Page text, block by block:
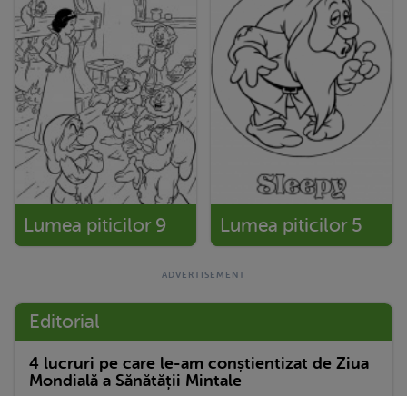
Lumea piticilor 9 Lumea piticilor 5
Editorial
4 lucruri pe care le-am conștientizat de Ziua
Mondială a Sănătății Mintale